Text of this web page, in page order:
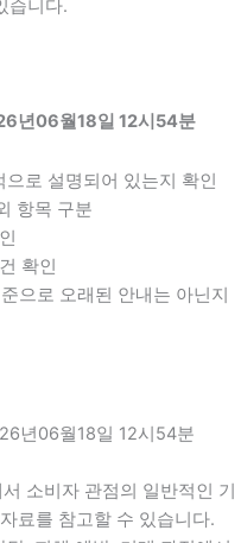
습니다.
년06월18일 12시54분
로 설명되어 있는지 확인
항목 구분
확인
으로 오래된 안내는 아닌지
년06월18일 12시54분
소비자 관점의 일반적인 기
자료를 참고할 수 있습니다.